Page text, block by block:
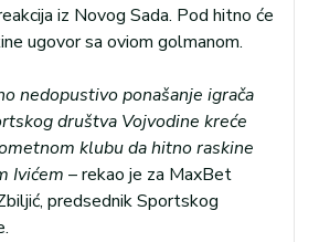
iz Novog Sada. Pod hitno će
ugovor sa oviom golmanom.
nedopustivo ponašanje igrača
društva Vojvodine kreće
klubu da hitno raskine
Ivićem – rekao je za MaxBet
predsednik Sportskog